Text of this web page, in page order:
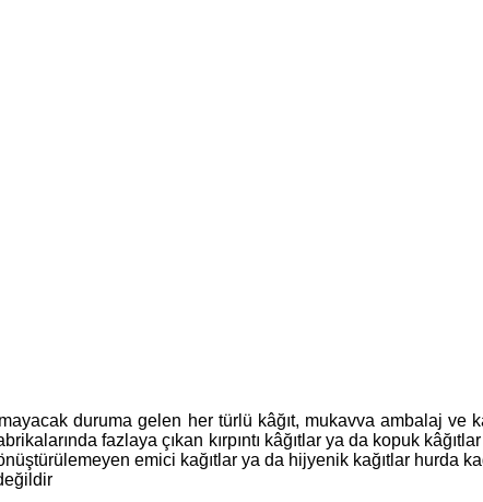
duruma gelen her türlü kâğıt, mukavva ambalaj ve
fazlaya çıkan kırpıntı kâğıtlar ya da kopuk
emici kağıtlar ya da hijyenik kağıtlar hurda